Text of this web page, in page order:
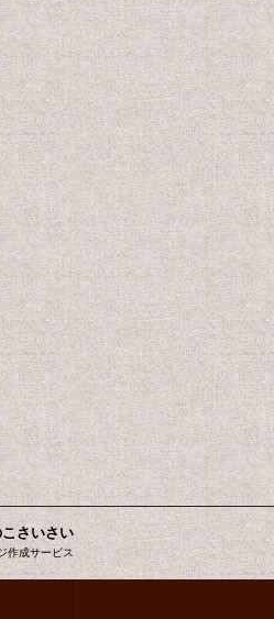
さいさい
作成サービス